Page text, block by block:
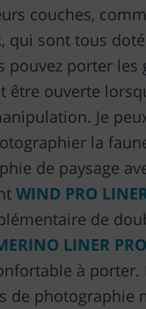
couches,
, qui sont tous
pouvez porter les
ouverte
Je
la
de paysage
WIND PRO
de
LINER PRO
à porter.
de photographie